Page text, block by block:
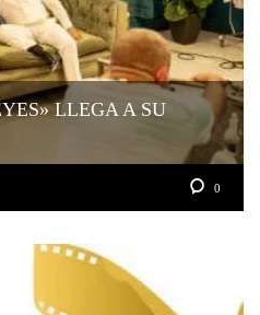
LLEGA A SU
0